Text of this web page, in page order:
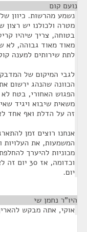
נועם קום
נשמע מהרשות. כיוון
מטרה ולכולנו יש רצון
בטוחה, צריך שיהיו
מאוד מאוד גבוהה, לא
לתת שירותים למענה
לגבי המיקום של
הכוונה שהנהג ירשום
הפגוש האחורי, בטח
משאית שיבוא ויגיד
זה על הדלת ואף אחד
אנחנו רוצים זמן
המשמעות, את העלויות
מכוניות להיערך
יום.
היו"ר נחמן שי
אוקי, אתה מבקש